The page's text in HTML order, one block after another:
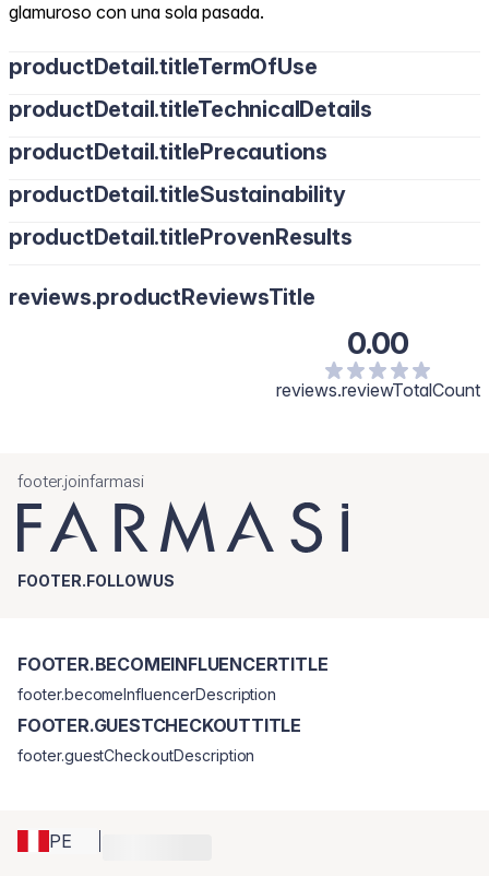
glamuroso con una sola pasada.
productDetail.titleTermOfUse
productDetail.titleTechnicalDetails
productDetail.titlePrecautions
productDetail.titleSustainability
productDetail.titleProvenResults
reviews.productReviewsTitle
0.00
reviews.reviewTotalCount
footer.joinfarmasi
FOOTER.FOLLOWUS
PE
FOOTER.BECOMEINFLUENCERTITLE
footer.becomeInfluencerDescription
FOOTER.GUESTCHECKOUTTITLE
footer.guestCheckoutDescription